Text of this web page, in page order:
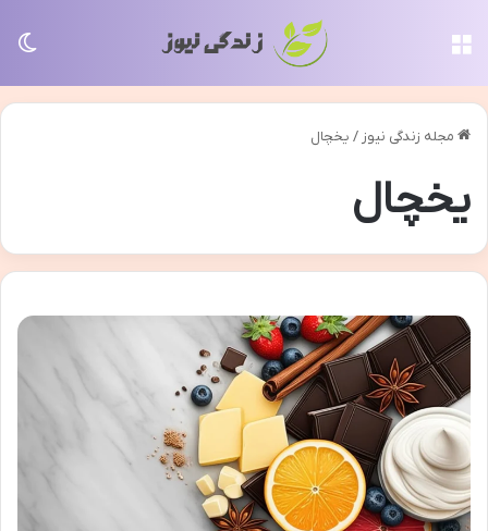
مجله زندگی نیوز / یخچال
یخچال